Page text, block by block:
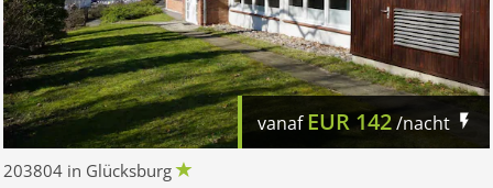
vanafEUR 142/nacht
203804 in Glücksburg